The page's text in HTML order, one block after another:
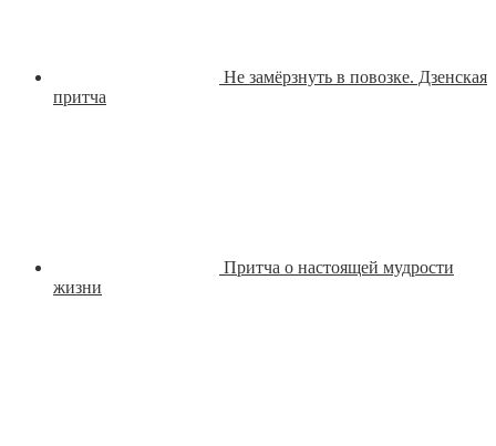
Не замёрзнуть в повозке. Дзенская
притча
Притча о настоящей мудрости
жизни